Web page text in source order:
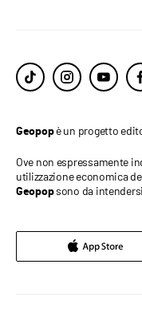
Geopopè un progetto
Ove non espressamente
utilizzazione economica
Geopopsono da